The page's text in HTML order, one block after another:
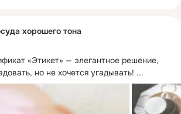
хорошего тона
«Этикет» — элегантное решение,
но не хочется угадывать! ...